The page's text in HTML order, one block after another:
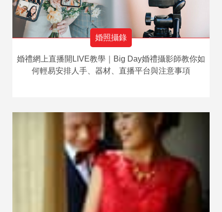
婚照攝錄
婚禮網上直播開LIVE教學｜Big Day婚禮攝影師教你如
何輕易安排人手、器材、直播平台與注意事項